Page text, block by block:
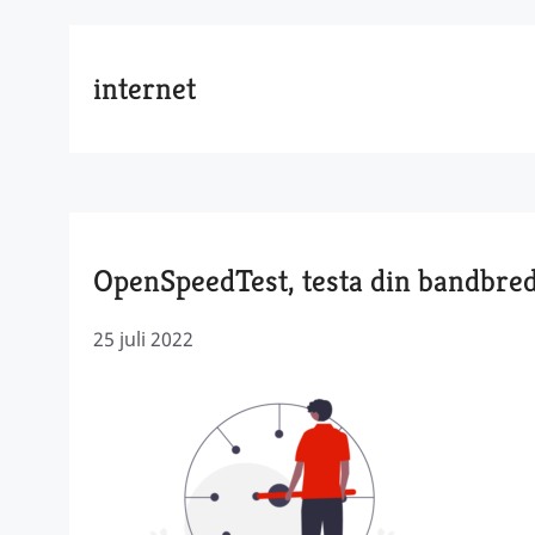
internet
OpenSpeedTest, testa din
25 juli 2022